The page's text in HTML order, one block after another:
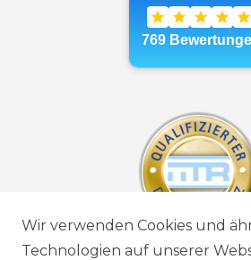
Wir verwenden Cookies und
Technologien auf unserer